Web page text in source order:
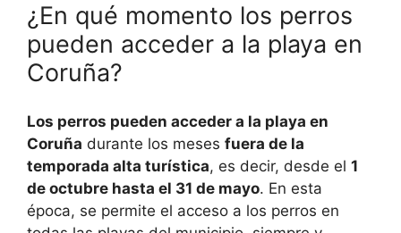
¿En qué momento los perros
pueden acceder a la playa en
Coruña?
Los perros pueden acceder a la playa en
Coruña durante los meses fuera de la
temporada alta turística, es decir, desde el 1
de octubre hasta el 31 de mayo. En esta
época, se permite el acceso a los perros en